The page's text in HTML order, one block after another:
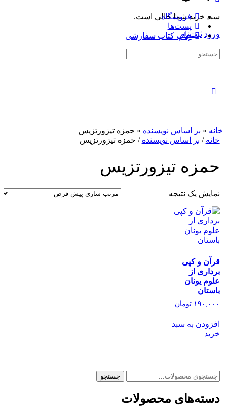
سبد خرید شما خالی است.
ورود ثبت‌نام
فروشگاه
پست‌ها
چاپ کتاب سفارشی
جستجوی:
خانه » بر اساس نویسنده » حمزه تیزورتزیس
خانه / بر اساس نویسنده / حمزه تیزورتزیس
حمزه تیزورتزیس
نمایش یک نتیجه
قرآن و کپی
برداری از
علوم یونان
باستان
۱۹۰,۰۰۰ تومان
افزودن به سبد
خرید
جستجو
جستجو
دسته‌های محصولات